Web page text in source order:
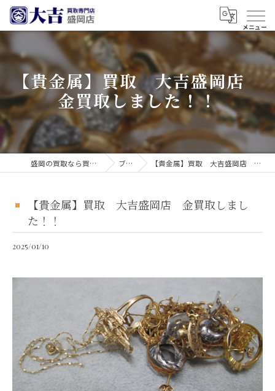
【貴金属】買取 大吉盛岡店
金買取しました！！
盛岡の買取なら買取大吉 盛岡店 ブログ 【貴金属】買取 大吉盛岡店 金買取しました！！
【貴金属】買取 大吉盛岡店 金買取しまし
た！！
2025/01/10